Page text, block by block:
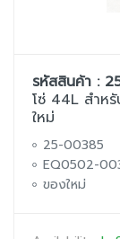
รหัสสินค้า :
โซ่ 44L สำห
ใหม่
25-00385
EQ0502-
ของใหม่